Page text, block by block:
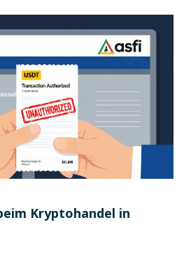
Kryptohandel in